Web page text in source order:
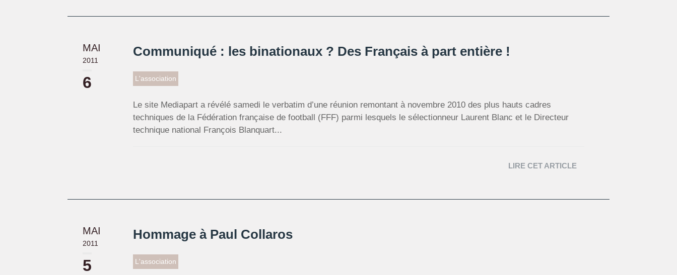
MAI
2011
6
Communiqué : les binationaux ? Des Français à part entière !
L'association
Le site Mediapart a révélé samedi le verbatim d’une réunion remontant à novembre 2010 des plus hauts cadres
techniques de la Fédération française de football (FFF) parmi lesquels le sélectionneur Laurent Blanc et le Directeur
technique national François Blanquart...
LIRE CET ARTICLE
MAI
2011
5
Hommage à Paul Collaros
L'association